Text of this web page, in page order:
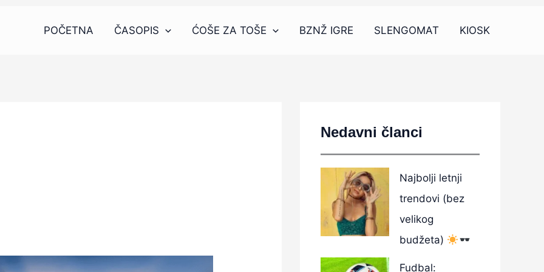
POČETNA ČASOPIS ĆOŠE ZA TOŠE BZNŽ IGRE SLENGOMAT KIOSK
Nedavni članci
Najbolji letnji
trendovi (bez
velikog
budžeta)
Fudbal: